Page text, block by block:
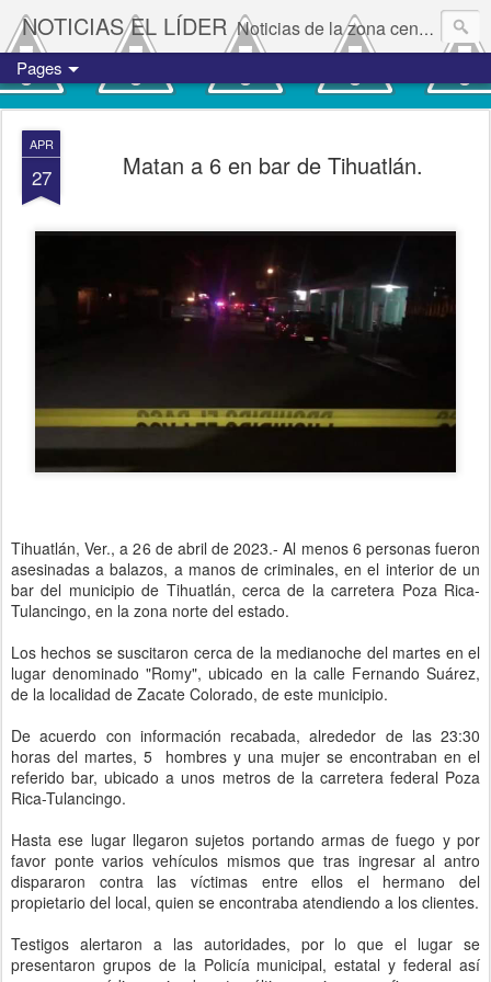
NOTICIAS EL LÍDER Noticias de la zona centro del estado de Veracruz.
Pages
APR
27 Matan a 6 en bar de Tihuatlán.
Tihuatlán, Ver., a 26 de abril de 2023.- Al menos 6 personas fueron
asesinadas a balazos, a manos de criminales, en el interior de un
bar del municipio de Tihuatlán, cerca de la carretera Poza Rica-
Tulancingo, en la zona norte del estado.
Los hechos se suscitaron cerca de la medianoche del martes en el
lugar denominado "Romy", ubicado en la calle Fernando Suárez,
de la localidad de Zacate Colorado, de este municipio.
De acuerdo con información recabada, alrededor de las 23:30
horas del martes, 5 hombres y una mujer se encontraban en el
referido bar, ubicado a unos metros de la carretera federal Poza
Rica-Tulancingo.
Hasta ese lugar llegaron sujetos portando armas de fuego y por
favor ponte varios vehículos mismos que tras ingresar al antro
dispararon contra las víctimas entre ellos el hermano del
propietario del local, quien se encontraba atendiendo a los clientes.
Testigos alertaron a las autoridades, por lo que el lugar se
presentaron grupos de la Policía municipal, estatal y federal así